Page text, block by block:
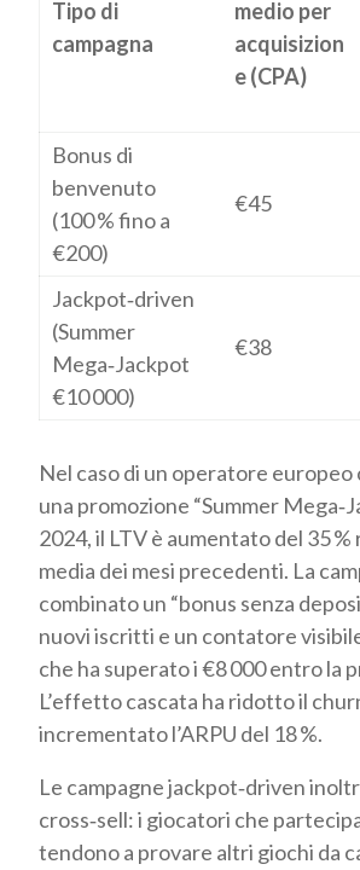
Tipo di
campagna
medio per
acquisizion
e (CPA)
Bonus di
benvenuto
(100 % fino a
€200)
€45
Jackpot‑driven
(Summer
Mega‑Jackpot
€10 000)
€38
Nel caso di un operatore europeo
una promozione “Summer
2024, il LTV è aumentato del 35
media dei mesi precedenti. La
combinato un “bonus senza
nuovi iscritti e un contatore
che ha superato i €8 000 entro la
L’effetto cascata ha ridotto il
incrementato l’ARPU del 18 %.
Le campagne jackpot‑driven
cross‑sell: i giocatori che
tendono a provare altri giochi da